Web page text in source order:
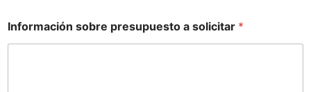
Información sobre presupuesto a solicitar *